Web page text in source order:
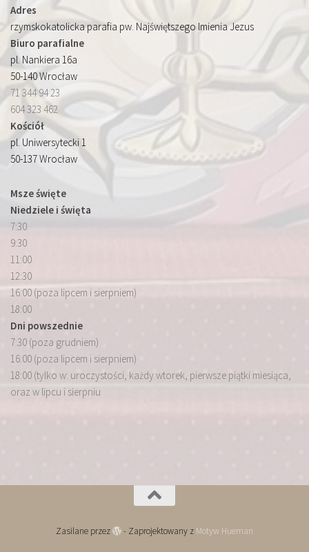
Adres
rzymskokatolicka parafia pw. Najświętszego Imienia Jezus
Biuro parafialne
pl. Nankiera 16a
50-140 Wrocław
71 344 94 23
604 323 462
Kościół
pl. Uniwersytecki 1
50-137 Wrocław
Msze święte
Niedziele i święta
7:30
9:30
11:00
12:30
16:00 (poza lipcem i sierpniem)
18:00
Dni powszednie
7:30 (poza grudniem)
16:00 (poza lipcem i sierpniem)
18:00 (tylko w: uroczystości, każdy wtorek, pierwsze piątki miesiąca,
oraz w lipcu i sierpniu
Zasilane przez - Zaprojektowany z Motyw Hueman